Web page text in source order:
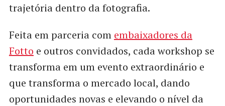
trajetória dentro da fotografia.
Feita em parceria com embaixadores da
Fotto e outros convidados, cada workshop se
transforma em um evento extraordinário e
que transforma o mercado local, dando
oportunidades novas e elevando o nível da